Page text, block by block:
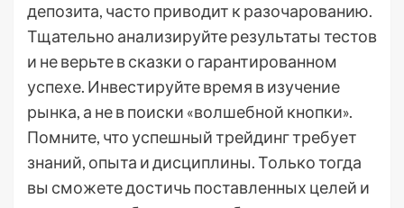
депозита, часто приводит к разочарованию.
Тщательно анализируйте результаты тестов
и не верьте в сказки о гарантированном
успехе. Инвестируйте время в изучение
рынка, а не в поиски «волшебной кнопки».
Помните, что успешный трейдинг требует
знаний, опыта и дисциплины. Только тогда
вы сможете достичь поставленных целей и